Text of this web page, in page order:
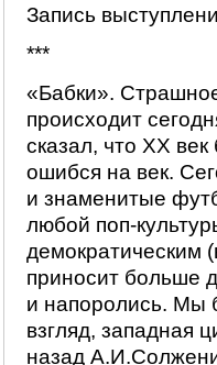
Запись
***
«Бабки».
происходит
сказал, что ХХ
ошибся на век.
и знаменитые
любой поп-
демократическим
приносит больше
и напоролись. Мы
взгляд, западная
назад